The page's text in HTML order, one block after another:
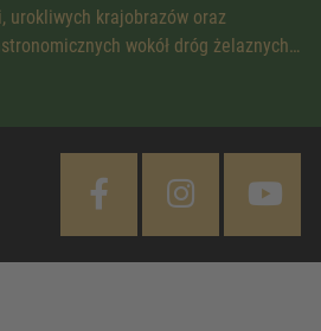
urokliwych krajobrazów oraz
wokół dróg żelaznych…